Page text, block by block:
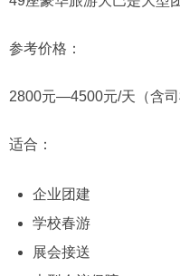
参考价格：
2800元—4500元/天（含司
适合：
企业团建
学校春游
展会接送